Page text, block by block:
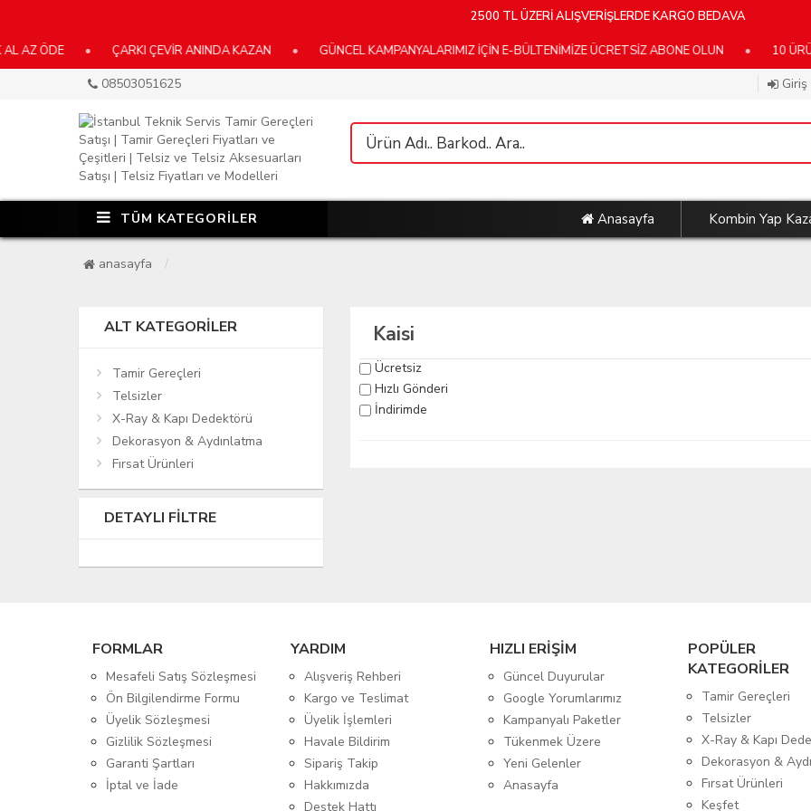
2500 TL ÜZERİ ALIŞVERİŞLERDE KARGO BEDAVA
AZ ÖDE ÇARKI ÇEVİR ANINDA KAZAN GÜNCEL KAMPANYALARIMIZ İÇİN E-BÜLTENİMİZE ÜCRETSİZ ABONE OLUN 10
08503051625 Giriş
TÜM KATEGORİLER Anasayfa Kombin Yap
anasayfa
ALT KATEGORILER
Tamir Gereçleri
Telsizler
X-Ray & Kapı Dedektörü
Dekorasyon & Aydınlatma
Fırsat Ürünleri
DETAYLI FILTRE
Kaisi
Ücretsiz
Hızlı Gönderi
İndirimde
FORMLAR
Mesafeli Satış Sözleşmesi
Ön Bilgilendirme Formu
Üyelik Sözleşmesi
Gizlilik Sözleşmesi
Garanti Şartları
İptal ve İade
YARDIM
Alışveriş Rehberi
Kargo ve Teslimat
Üyelik İşlemleri
Havale Bildirim
Sipariş Takip
Hakkımızda
Destek Hattı
HIZLI ERİŞİM
Güncel Duyurular
Google Yorumlarımız
Kampanyalı Paketler
Tükenmek Üzere
Yeni Gelenler
Anasayfa
POPÜLER
KATEGORİLER
Tamir Gereçleri
Telsizler
X-Ray & Kapı
Dekorasyon &
Fırsat Ürünleri
Keşfet